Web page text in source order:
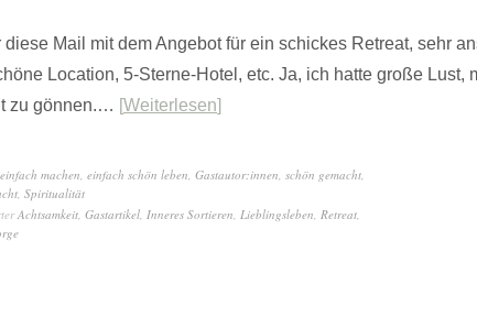
diese Mail mit dem Angebot für ein schickes Retreat, sehr
Location, 5-Sterne-Hotel, etc. Ja, ich hatte große Lust,
zu gönnen.… Weiterlesen
einfach machen, einfach schön leben, Gastautor:innen, schön gemacht,
, Spiritualität
Achtsamkeit, Gastartikel, Inneres Sortieren, Lieblingsleben, Retreat,